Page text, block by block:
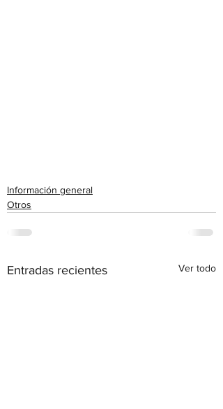
Información general
Otros
Entradas recientes Ver todo